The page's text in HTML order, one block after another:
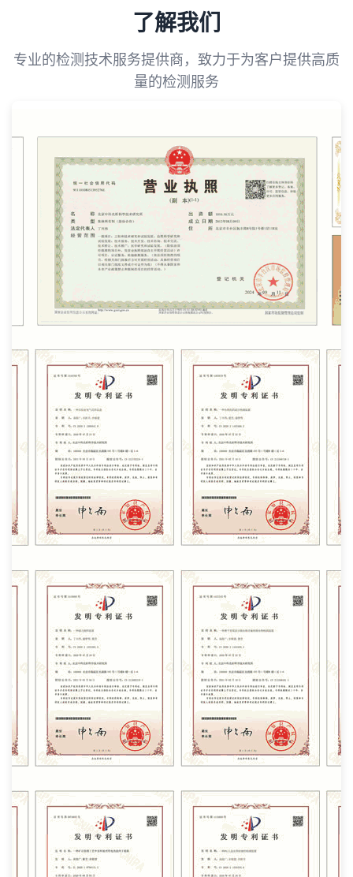
了解我们
专业的检测技术服务提供商，致力于为客户提供高质
量的检测服务